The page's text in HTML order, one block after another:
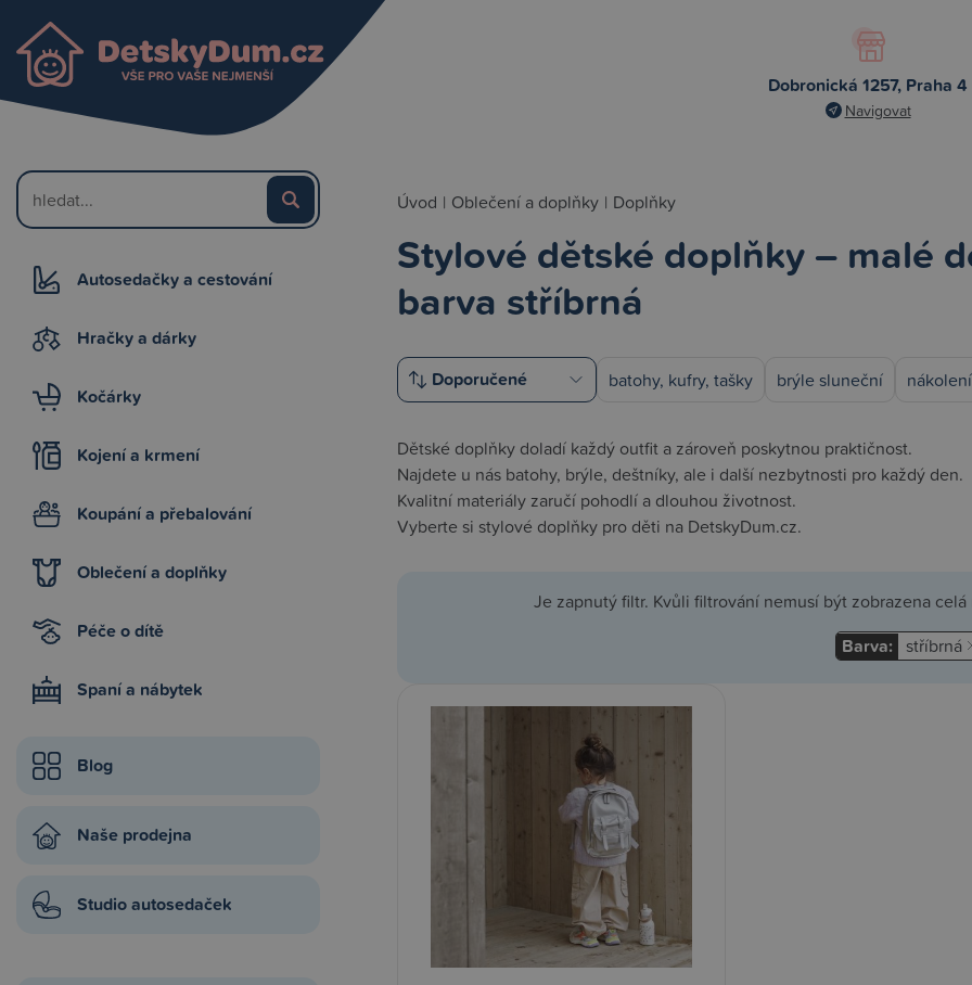
Dobronická 1257, Praha 4
Navigovat
Autosedačky a cestování
Hračky a dárky
Kočárky
Kojení a krmení
Koupání a přebalování
Oblečení a doplňky
Péče o dítě
Spaní a nábytek
Blog
Naše prodejna
Studio autosedaček
Úvod | Oblečení a doplňky | Doplňky
Stylové dětské doplňky – malé
barva stříbrná
batohy, kufry, tašky brýle sluneční
Dětské doplňky doladí každý outfit a zároveň poskytnou praktičnost.
Najdete u nás batohy, brýle, deštníky, ale i další nezbytnosti pro každý den.
Kvalitní materiály zaručí pohodlí a dlouhou životnost.
Vyberte si stylové doplňky pro děti na DetskyDum.cz.
Je zapnutý filtr. Kvůli filtrování nemusí být zobrazena celá
Barva: stříbrná